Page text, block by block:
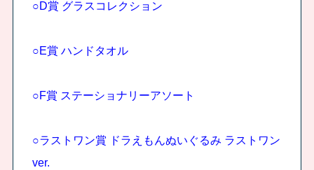
○D賞 グラスコレクション
○E賞 ハンドタオル
○F賞 ステーショナリーアソート
○ラストワン賞 ドラえもんぬいぐるみ ラストワン
ver.